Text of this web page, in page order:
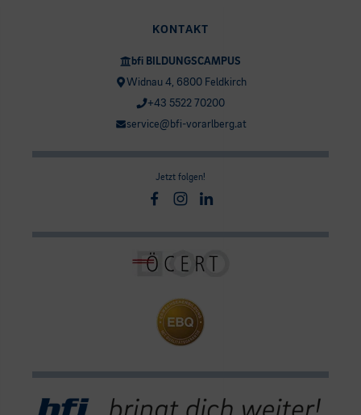
KONTAKT
bfi BILDUNGSCAMPUS
Widnau 4, 6800 Feldkirch
+43 5522 70200
service@bfi-vorarlberg.at
Jetzt folgen!
Facebook
Instagram
Linkedin